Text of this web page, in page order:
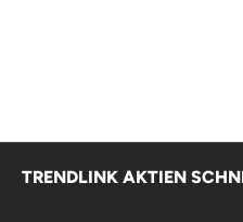
TRENDLINK AKTIEN